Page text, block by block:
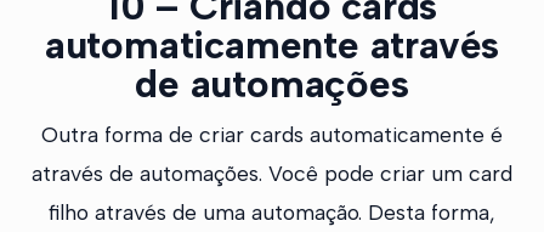
automaticamente através
de automações
Outra forma de criar cards automaticamente é
através de automações. Você pode criar um card
filho através de uma automação. Desta forma,